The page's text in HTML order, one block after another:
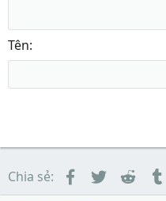
Tên
Chia sẻ: Facebook
TwitterReddit